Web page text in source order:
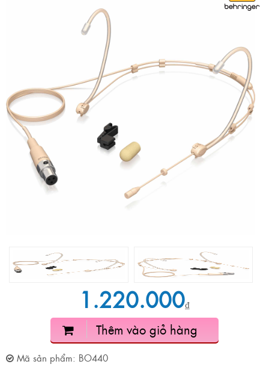
1.220.000₫
Thêm vào giỏ hàng
Mã sản phẩm: BO440